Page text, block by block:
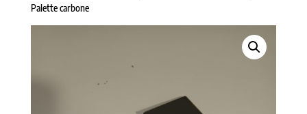
Palette carbone